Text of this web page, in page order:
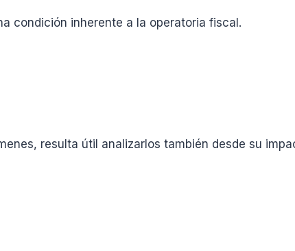
condición inherente a la operatoria fiscal.
resulta útil analizarlos también desde su